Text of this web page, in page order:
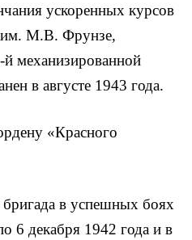
ускоренных курсов
им. М.В. Фрунзе,
механизированной
в августе 1943 года.
«Красного
в успешных боях
6 декабря 1942 года и в